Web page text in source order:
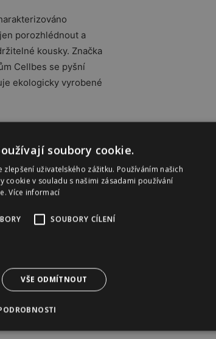
porozhlédnout a
kousky. Značka
Cellbes se pyšní
ekologicky vyrobené
a svého nositele
soubory cookie.
uživatelského zážitku. Používáním našich
cookie v souladu s našimi zásadami používání
Více informací
SOUBORY CÍLENÍ
VŠE ODMÍTNOUT